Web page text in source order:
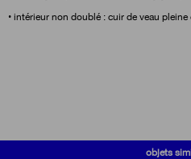
• intérieur non doublé : cuir de veau pleine
objets